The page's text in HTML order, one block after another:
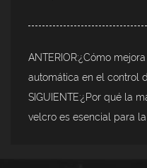
ANTERIOR:¿Cómo
automática en el control
SIGUIENTE:¿Por qué la
velcro es esencial para